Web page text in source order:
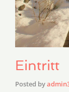
Eintritt
Posted by